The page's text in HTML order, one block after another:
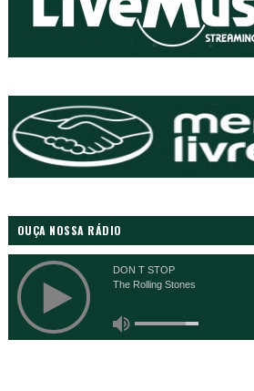
OUÇA NOSSA RÁDIO